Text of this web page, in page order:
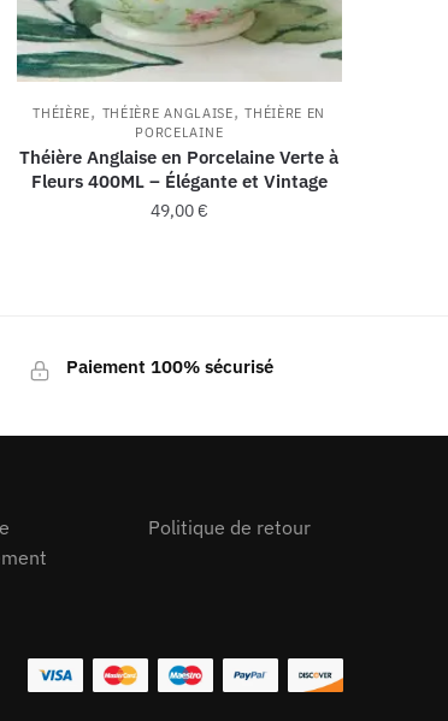
THÉIÈRE, THÉIÈRE ANGLAISE,THÉIÈRE EN
PORCELAINE
Théière Anglaise en Porcelaine Verte à
Fleurs 400ML – Élégante et Vintage
49,00€
Paiement 100% sécurisé
Politique de retour